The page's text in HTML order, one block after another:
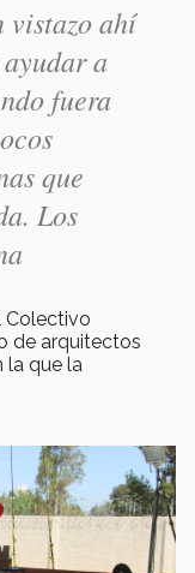
vistazo ahí
a
fuera
que
Los
Colectivo
de arquitectos
la que la